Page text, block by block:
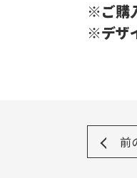
※ご購
※デザ
前